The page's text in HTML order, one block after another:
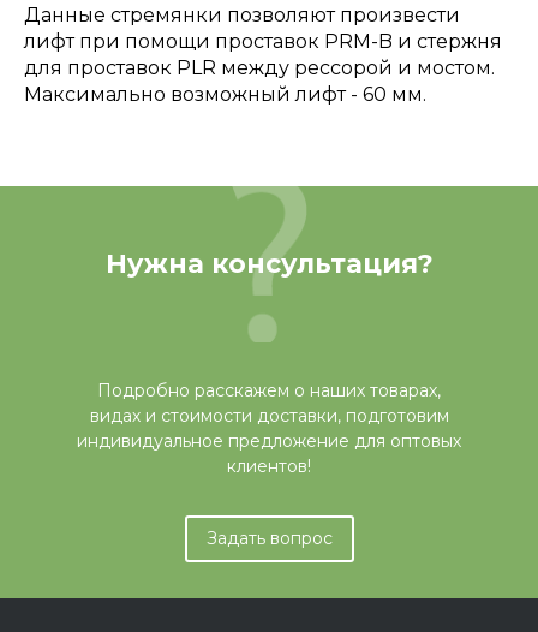
Данные стремянки позволяют произвести
лифт при помощи проставок PRM-B и стержня
для проставок PLR между рессорой и мостом.
Максимально возможный лифт - 60 мм.
Нужна консультация?
Подробно расскажем о наших товарах,
видах и стоимости доставки, подготовим
индивидуальное предложение для оптовых
клиентов!
Задать вопрос